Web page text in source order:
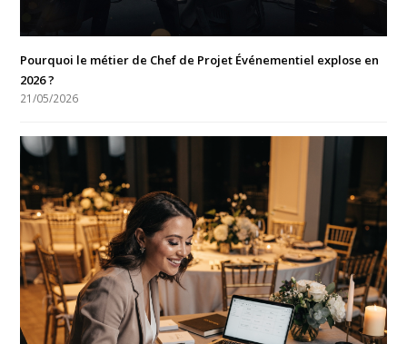
Pourquoi le métier de Chef de Projet Événementiel explose en
2026 ?
21/05/2026